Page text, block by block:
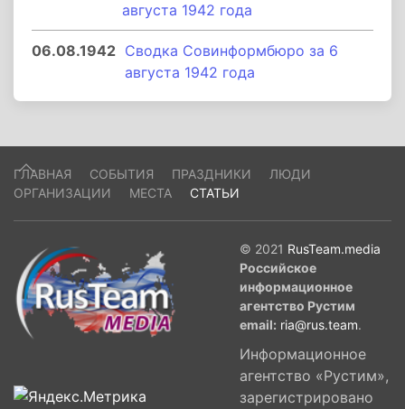
августа 1942 года
06.08.1942 Сводка Совинформбюро за 6
августа 1942 года
ГЛАВНАЯ СОБЫТИЯ ПРАЗДНИКИ
ЛЮДИ
ОРГАНИЗАЦИИ
МЕСТА СТАТЬИ
© 2021 RusTeam.media
Российское
информационное
агентство Рустим
email: ria@rus.team.
Информационное
агентство «Рустим»,
зарегистрировано